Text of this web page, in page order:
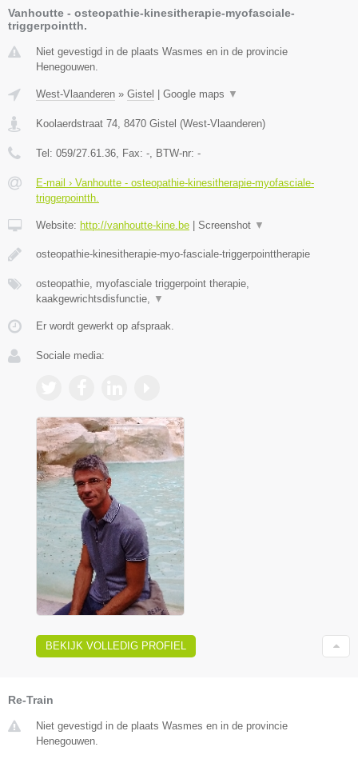
Vanhoutte - osteopathie-kinesitherapie-myofasciale-
triggerpointth.
Niet gevestigd in de plaats Wasmes en in de provincie
Henegouwen.
West-Vlaanderen » Gistel Google maps ▼
Koolaerdstraat 74 8470 Gistel (West-Vlaanderen)
Tel: 059/27.61.36 , Fax: - , BTW-nr: -
E-mail › Vanhoutte - osteopathie-kinesitherapie-myofasciale-
triggerpointth.
Website: http://vanhoutte-kine.be Screenshot ▼
osteopathie-kinesitherapie-myo-fasciale-triggerpointtherapie
osteopathie, myofasciale triggerpoint therapie,
kaakgewrichtsdisfunctie,
▼
Er wordt gewerkt op afspraak.
Sociale media:
BEKIJK VOLLEDIG PROFIEL
Re-Train
Niet gevestigd in de plaats Wasmes en in de provincie
Henegouwen.